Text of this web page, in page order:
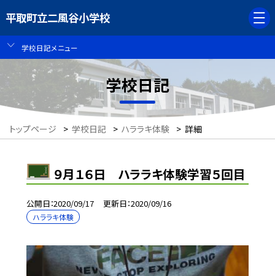
平取町立二風谷小学校
学校日記メニュー
学校日記
トップページ > 学校日記 > ハララキ体験 > 詳細
９月１６日 ハララキ体験学習５回目
公開日 2020/09/17 更新日 2020/09/16
ハララキ体験